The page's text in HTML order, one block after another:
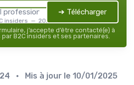
insiders — 2026
➔ Télécharger
j’accepte d’être contacté(e) à
B2C insiders et ses partenaires.
• Mis à jour le 10/01/2025